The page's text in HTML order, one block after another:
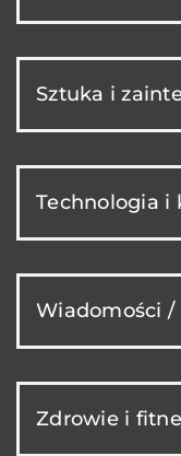
Sztuka i
Technologia i
Wiadomości
Zdrowie i